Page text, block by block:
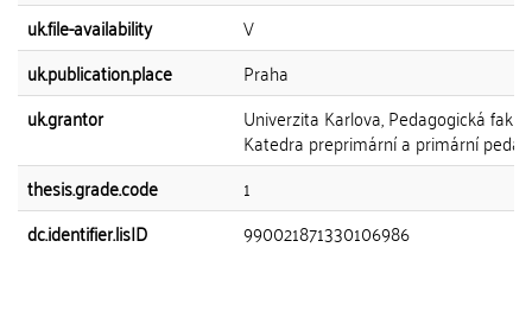
uk.file-availability
V
uk.publication.place
Praha
uk.grantor
Univerzita Karlova, Pedagogická
Katedra preprimární a primární
thesis.grade.code
1
dc.identifier.lisID
990021871330106986